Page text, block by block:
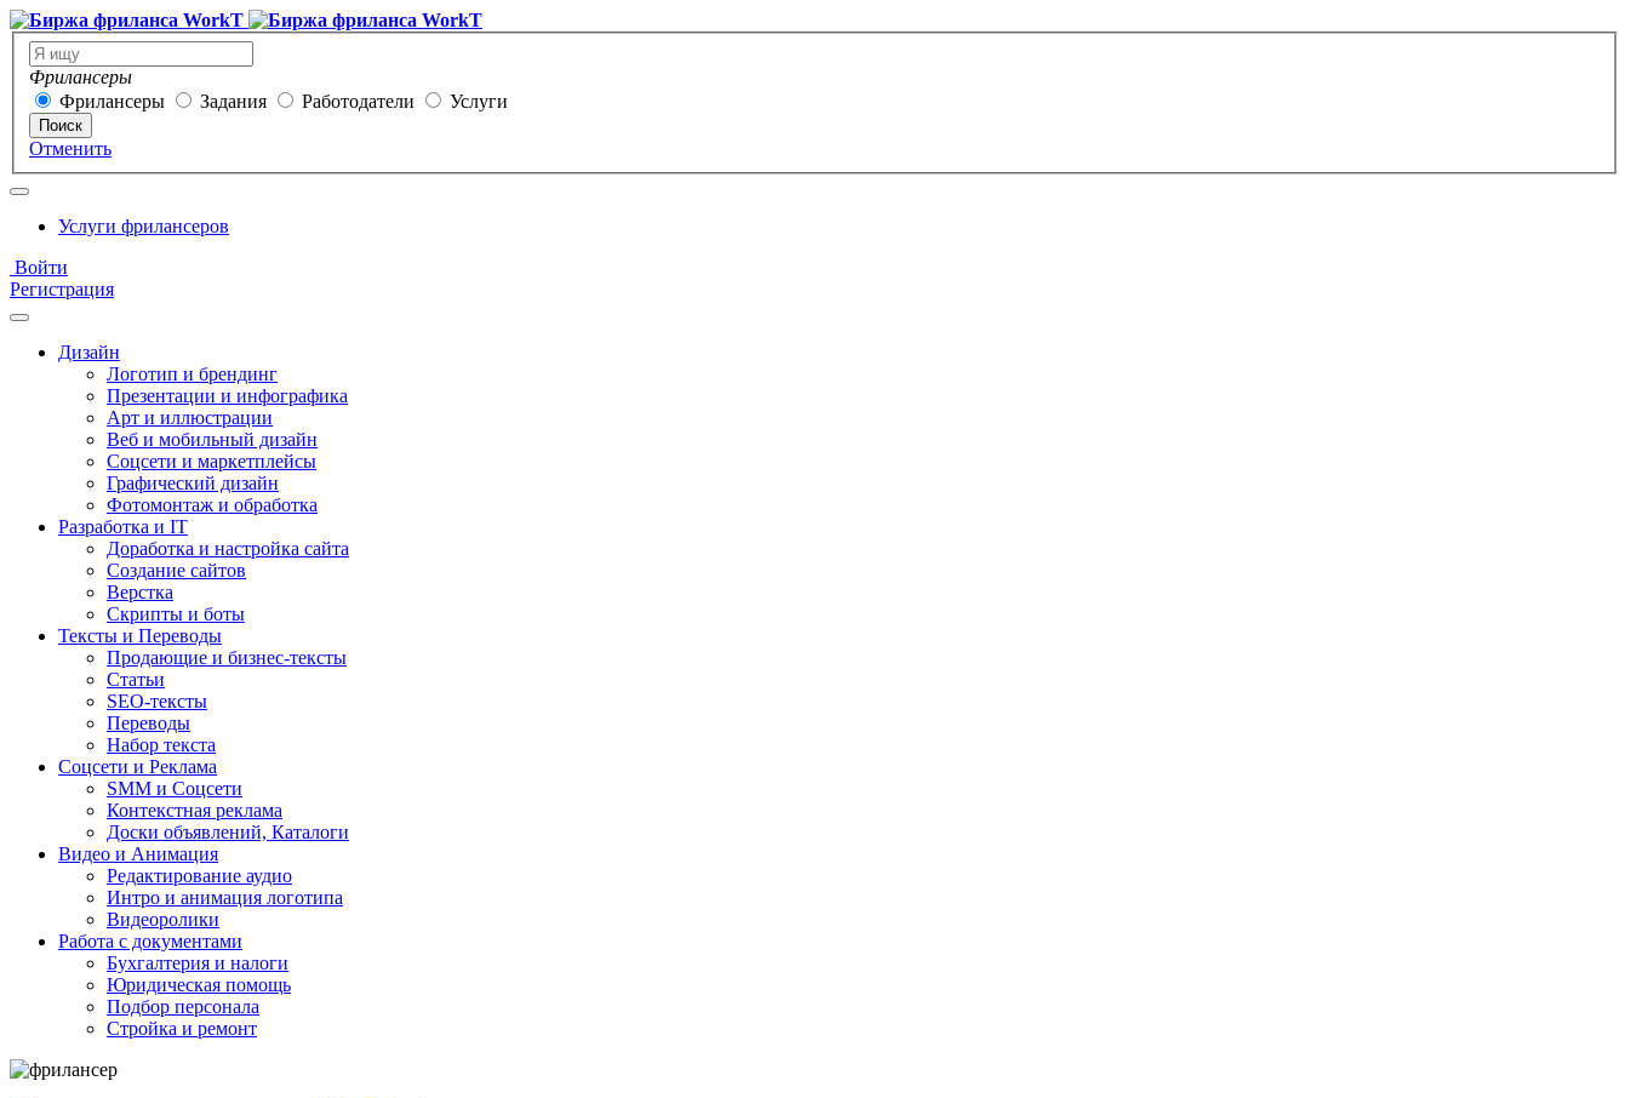
Фрилансеры
Фрилансеры
Задания Работодатели Услуги
Поиск
Отменить
Услуги фрилансеров
Войти
Регистрация
Дизайн
Логотип и брендинг
Презентации и инфографика
Арт и иллюстрации
Веб и мобильный дизайн
Соцсети и маркетплейсы
Графический дизайн
Фотомонтаж и обработка
Разработка и IT
Доработка и настройка сайта
Создание сайтов
Верстка
Скрипты и боты
Тексты и Переводы
Продающие и бизнес-тексты
Статьи
SEO-тексты
Переводы
Набор текста
Соцсети и Реклама
SMM и Соцсети
Контекстная реклама
Доски объявлений, Каталоги
Видео и Анимация
Редактирование аудио
Интро и анимация логотипа
Видеоролики
Работа с документами
Бухгалтерия и налоги
Юридическая помощь
Подбор персонала
Стройка и ремонт